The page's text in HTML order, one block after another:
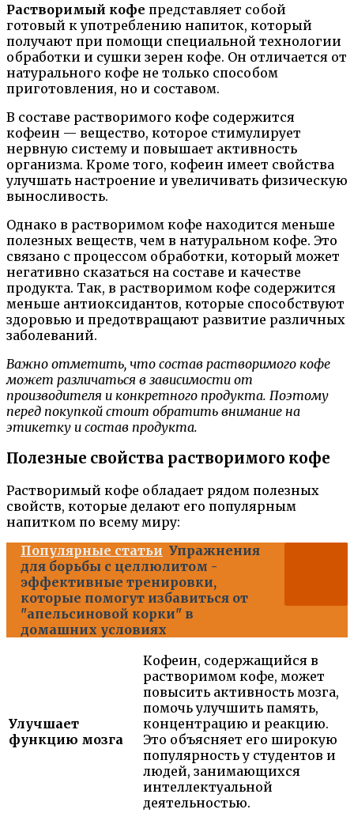
Растворимый кофе представляет собой
готовый к употреблению напиток, который
получают при помощи специальной технологии
обработки и сушки зерен кофе. Он отличается от
натурального кофе не только способом
приготовления, но и составом.
В составе растворимого кофе содержится
кофеин — вещество, которое стимулирует
нервную систему и повышает активность
организма. Кроме того, кофеин имеет свойства
улучшать настроение и увеличивать физическую
выносливость.
Однако в растворимом кофе находится меньше
полезных веществ, чем в натуральном кофе. Это
связано с процессом обработки, который может
негативно сказаться на составе и качестве
продукта. Так, в растворимом кофе содержится
меньше антиоксидантов, которые способствуют
здоровью и предотвращают развитие различных
заболеваний.
Важно отметить, что состав растворимого кофе
может различаться в зависимости от
производителя и конкретного продукта. Поэтому
перед покупкой стоит обратить внимание на
этикетку и состав продукта.
Полезные свойства растворимого кофе
Растворимый кофе обладает рядом полезных
свойств, которые делают его популярным
напитком по всему миру:
Популярные статьи Упражнения
для борьбы с целлюлитом -
эффективные тренировки,
которые помогут избавиться от
"апельсиновой корки" в
домашних условиях
Улучшает
функцию мозга
Кофеин, содержащийся в
растворимом кофе, может
повысить активность мозга,
помочь улучшить память,
концентрацию и реакцию.
Это объясняет его широкую
популярность у студентов и
людей, занимающихся
интеллектуальной
деятельностью.